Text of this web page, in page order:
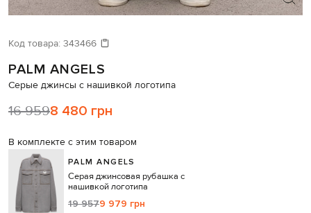
Давайте подберем что-то еще
Код товара: 343466
PALM ANGELS
Серые джинсы с нашивкой логотипа
16 9598 480 грн
В комплекте с этим товаром
PALM ANGELS
Серая джинсовая рубашка с
нашивкой логотипа
19 9579 979 грн